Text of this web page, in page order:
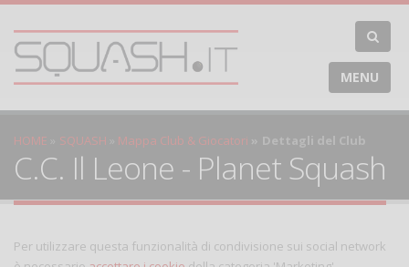
MENU
HOME SQUASH Mappa Club & Giocatori Dettagli del Club
C.C. Il Leone - Planet Squash
Per utilizzare questa funzionalità di condivisione sui social network